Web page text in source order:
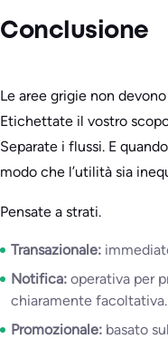
Conclusione
Le aree grigie non
Etichettate il vostro
Separate i flussi. E
modo che l’utilità sia
Pensate a strati.
Transazionale:
Notifica: operativa per
chiaramente facoltativa.
Promozionale: basato